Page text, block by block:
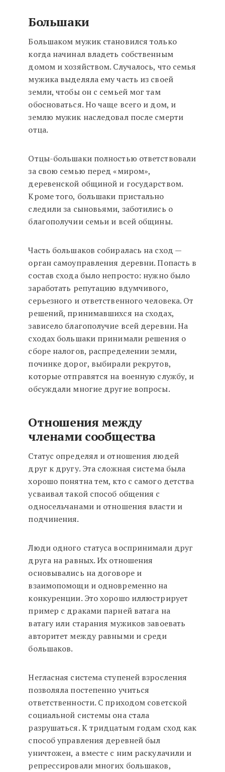
Большаки
Большаком мужик становился только
когда начинал владеть собственным
домом и хозяйством. Случалось, что семья
мужика выделяла ему часть из своей
земли, чтобы он с семьей мог там
обосноваться. Но чаще всего и дом, и
землю мужик наследовал после смерти
отца.
Отцы-большаки полностью ответствовали
за свою семью перед «миром»,
деревенской общиной и государством.
Кроме того, большаки пристально
следили за сыновьями, заботились о
благополучии семьи и всей общины.
Часть большаков собиралась на сход —
орган самоуправления деревни. Попасть в
состав схода было непросто: нужно было
заработать репутацию вдумчивого,
серьезного и ответственного человека. От
решений, принимавшихся на сходах,
зависело благополучие всей деревни. На
сходах большаки принимали решения о
сборе налогов, распределении земли,
починке дорог, выбирали рекрутов,
которые отправятся на военную службу, и
обсуждали многие другие вопросы.
Отношения между
членами сообщества
Статус определял и отношения людей
друг к другу. Эта сложная система была
хорошо понятна тем, кто с самого детства
усваивал такой способ общения с
односельчанами и отношения власти и
подчинения.
Люди одного статуса воспринимали друг
друга на равных. Их отношения
основывались на договоре и
взаимопомощи и одновременно на
конкуренции. Это хорошо иллюстрирует
пример с драками парней ватага на
ватагу или старания мужиков завоевать
авторитет между равными и среди
большаков.
Негласная система ступеней взросления
позволяла постепенно учиться
ответственности. С приходом советской
социальной системы она стала
разрушаться. К тридцатым годам сход как
способ управления деревней был
уничтожен, а вместе с ним раскулачили и
репрессировали многих большаков,